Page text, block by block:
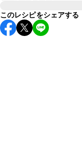
A 基本的にお好みの風
このレシピをシェアする